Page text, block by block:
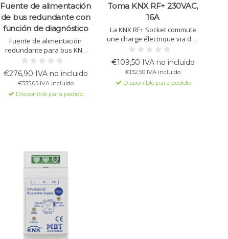
Fuente de alimentación
de bus redundante con
función de diagnóstico
Fuente de alimentación
redundante para bus KNX
con doble alimentación para
mayor fiabilidad. 30VDC,
640mA, estrangulador
integrado, protección contra
cortocircuitos y sobrecargas,
€276,90 IVA no incluido
€335,05 IVA incluido
Disponible para pedido
Toma KNX RF+ 230VAC,
16A
La KNX RF+ Socket commute
une charge électrique via des
télégrammes KNX/EIB. Elle
prend en charge des
fonctions temporelles, des
liaisons logiques, des scènes
et des fonctions de
€109,50 IVA no incluido
€132,50 IVA incluido
Disponible para pedido